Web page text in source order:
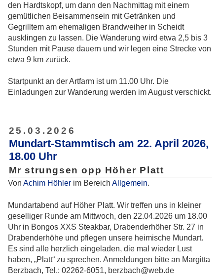
den Hardtskopf, um dann den Nachmittag mit einem
gemütlichen Beisammensein mit Getränken und
Gegrilltem am ehemaligen Brandweiher in Scheidt
ausklingen zu lassen. Die Wanderung wird etwa 2,5 bis 3
Stunden mit Pause dauern und wir legen eine Strecke von
etwa 9 km zurück.
Startpunkt an der Artfarm ist um 11.00 Uhr. Die
Einladungen zur Wanderung werden im August verschickt.
25.03.2026
Mundart-Stammtisch am 22. April 2026,
18.00 Uhr
Mr strungsen opp Höher Platt
Von Achim Höhler im Bereich Allgemein.
Mundartabend auf Höher Platt. Wir treffen uns in kleiner
geselliger Runde am Mittwoch, den 22.04.2026 um 18.00
Uhr in Bongos XXS Steakbar, Drabenderhöher Str. 27 in
Drabenderhöhe und pflegen unsere heimische Mundart.
Es sind alle herzlich eingeladen, die mal wieder Lust
haben, „Platt“ zu sprechen. Anmeldungen bitte an Margitta
Berzbach, Tel.: 02262-6051, berzbach@web.de